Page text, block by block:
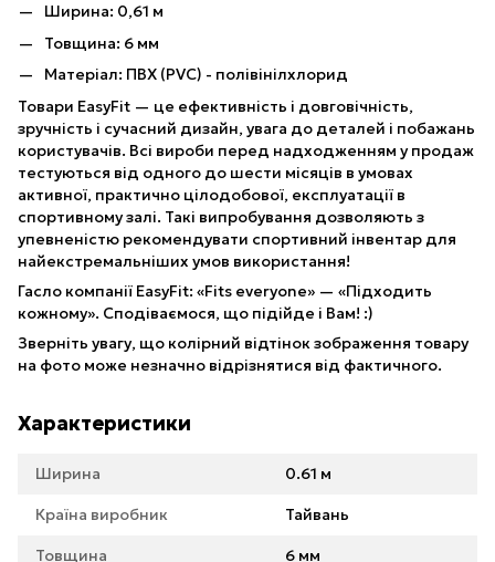
Ширина: 0,61 м
Товщина: 6 мм
Матеріал: ПВХ (PVC) - полівінілхлорид
Товари EasyFit — це ефективність і довговічність,
зручність і сучасний дизайн, увага до деталей і побажань
користувачів. Всі вироби перед надходженням у продаж
тестуються від одного до шести місяців в умовах
активної, практично цілодобової, експлуатації в
спортивному залі. Такі випробування дозволяють з
упевненістю рекомендувати спортивний інвентар для
найекстремальніших умов використання!
Гасло компанії EasyFit: «Fits everyone» — «Підходить
кожному». Сподіваємося, що підійде і Вам! :)
Зверніть увагу, що колірний відтінок зображення товару
на фото може незначно відрізнятися від фактичного.
Характеристики
Ширина 0.61 м
Країна виробник Тайвань
Товщина 6 мм